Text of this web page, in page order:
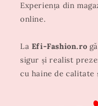
Experiența din
online.
La Efi-Fashion.ro
sigur și realist
cu haine de